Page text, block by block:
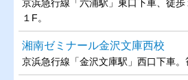
京浜急行線「六浦駅」東口下車、徒
１F。
湘南ゼミナール金沢文庫西校
京浜急行線「金沢文庫駅」西口下車。